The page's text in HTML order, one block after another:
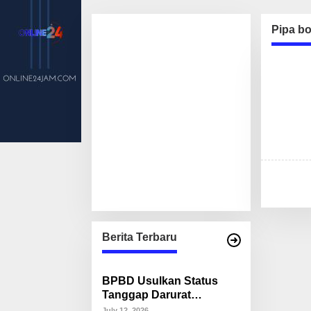
Berita Terbaru
BPBD Usulkan Status
Tanggap Darurat
Pipa